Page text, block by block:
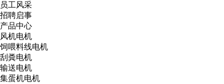
员工风采
招聘启事
产品中心
风机电机
饲喂料线电机
刮粪电机
输送电机
集蛋机电机